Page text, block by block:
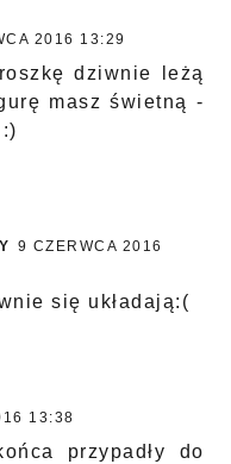
2016 13:29
dziwnie leżą
masz świetną -
9 CZERWCA 2016
się układają:(
13:38
przypadły do